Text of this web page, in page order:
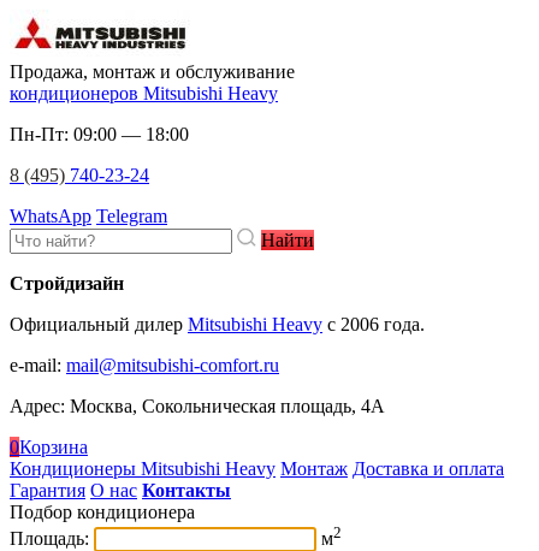
Продажа, монтаж и обслуживание
кондиционеров Mitsubishi Heavy
Пн-Пт: 09:00 — 18:00
8 (495) 740-23-24
WhatsApp Telegram
Найти
Стройдизайн
Официальный дилер Mitsubishi Heavy c 2006 года.
e-mail: mail@mitsubishi-comfort.ru
Адрес: Москва, Сокольническая площадь, 4А
0Корзина
Кондиционеры Mitsubishi Heavy Монтаж Доставка и оплата
Гарантия О нас Контакты
Подбор кондиционера
Площадь:
м2